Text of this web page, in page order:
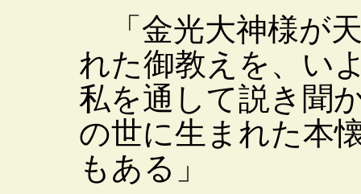
「金光大神様が
れた御教えを、い
私を通して説き聞
の世に生まれた本
もある」